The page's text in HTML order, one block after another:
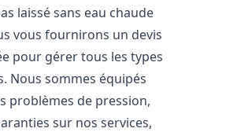
laissé sans eau chaude
vous fournirons un devis
pour gérer tous les types
Nous sommes équipés
problèmes de pression,
sur nos services,